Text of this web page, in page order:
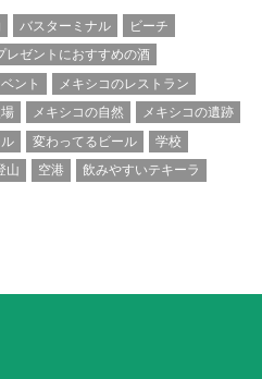
バスターミナル
ビーチ
レゼントにおすすめの酒
ント
メキシコのレストラン
メキシコの自然
メキシコの遺跡
変わってるビール
学校
山 空港
飲みやすいテキーラ